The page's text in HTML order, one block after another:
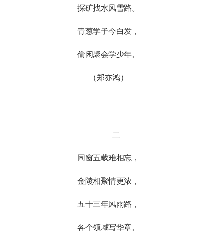
探矿找水风雪路。
青葱学子今白发，
偷闲聚会学少年。
（郑亦鸿）
二
同窗五载难相忘，
金陵相聚情更浓，
五十三年风雨路，
各个领域写华章。